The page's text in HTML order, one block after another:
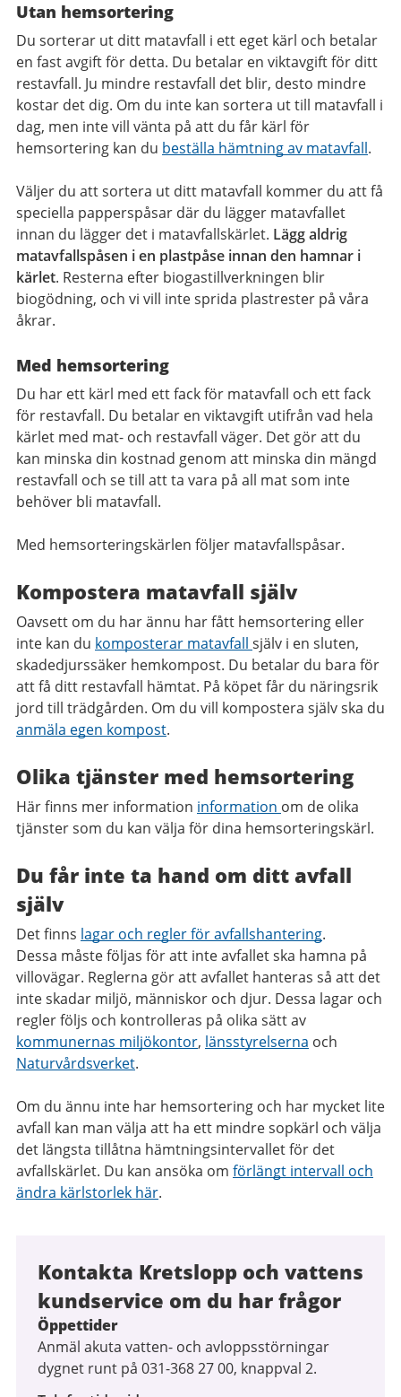
Utan hemsortering
Du sorterar ut ditt matavfall i ett eget kärl och betalar
en fast avgift för detta. Du betalar en viktavgift för ditt
restavfall. Ju mindre restavfall det blir, desto mindre
kostar det dig. Om du inte kan sortera ut till matavfall i
dag, men inte vill vänta på att du får kärl för
hemsortering kan du beställa hämtning av matavfall.
Väljer du att sortera ut ditt matavfall kommer du att få
speciella papperspåsar där du lägger matavfallet
innan du lägger det i matavfallskärlet. Lägg aldrig
matavfallspåsen i en plastpåse innan den hamnar i
kärlet. Resterna efter biogastillverkningen blir
biogödning, och vi vill inte sprida plastrester på våra
åkrar.
Med hemsortering
Du har ett kärl med ett fack för matavfall och ett fack
för restavfall. Du betalar en viktavgift utifrån vad hela
kärlet med mat- och restavfall väger. Det gör att du
kan minska din kostnad genom att minska din mängd
restavfall och se till att ta vara på all mat som inte
behöver bli matavfall.
Med hemsorteringskärlen följer matavfallspåsar.
Kompostera matavfall själv
Oavsett om du har ännu har fått hemsortering eller
inte kan du komposterar matavfall själv i en sluten,
skadedjurssäker hemkompost. Du betalar du bara för
att få ditt restavfall hämtat. På köpet får du näringsrik
jord till trädgården. Om du vill kompostera själv ska du
anmäla egen kompost.
Olika tjänster med hemsortering
Här finns mer information information om de olika
tjänster som du kan välja för dina hemsorteringskärl.
Du får inte ta hand om ditt avfall
själv
Det finns lagar och regler för avfallshantering.
Dessa måste följas för att inte avfallet ska hamna på
villovägar. Reglerna gör att avfallet hanteras så att det
inte skadar miljö, människor och djur. Dessa lagar och
regler följs och kontrolleras på olika sätt av
kommunernas miljökontor, länsstyrelserna och
Naturvårdsverket.
Om du ännu inte har hemsortering och har mycket lite
avfall kan man välja att ha ett mindre sopkärl och välja
det längsta tillåtna hämtningsintervallet för det
avfallskärlet. Du kan ansöka om förlängt intervall och
ändra kärlstorlek här.
Kontakta Kretslopp och vattens
kundservice om du har frågor
Öppettider
Anmäl akuta vatten- och avloppsstörningar
dygnet runt på 031-368 27 00, knappval 2.